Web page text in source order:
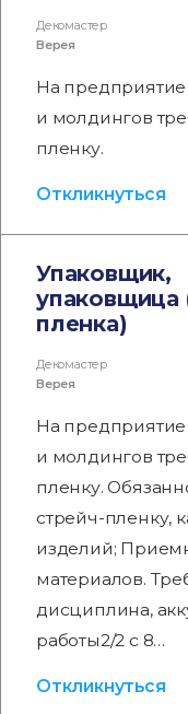
Декомастер
Верея
На предприятие
и молдингов
пленку.
Откликнуться
Упаковщик,
упаковщица
пленка)
Декомастер
Верея
На предприятие
и молдингов
пленку.
стрейч-пленку,
изделий;
материалов.
дисциплина,
работы2/2 с 8…
Откликнуться